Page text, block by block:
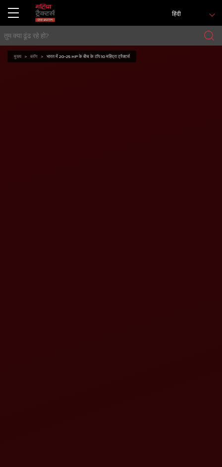
हिंदी
मुख्य ब्लॉग भारत में 20-25 HP के बीच के टॉप 10 महिंद्रा ट्रैक्टर्स